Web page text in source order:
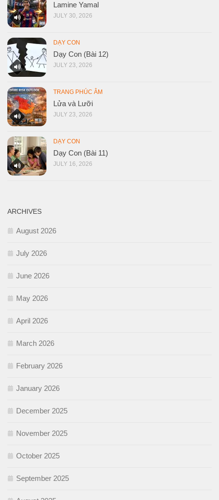
Lamine Yamal
JULY 30, 2026
DẠY CON
Dạy Con (Bài 12)
JULY 23, 2026
TRANG PHÚC ÂM
Lửa và Lưỡi
JULY 23, 2026
DẠY CON
Dạy Con (Bài 11)
JULY 16, 2026
ARCHIVES
August 2026
July 2026
June 2026
May 2026
April 2026
March 2026
February 2026
January 2026
December 2025
November 2025
October 2025
September 2025